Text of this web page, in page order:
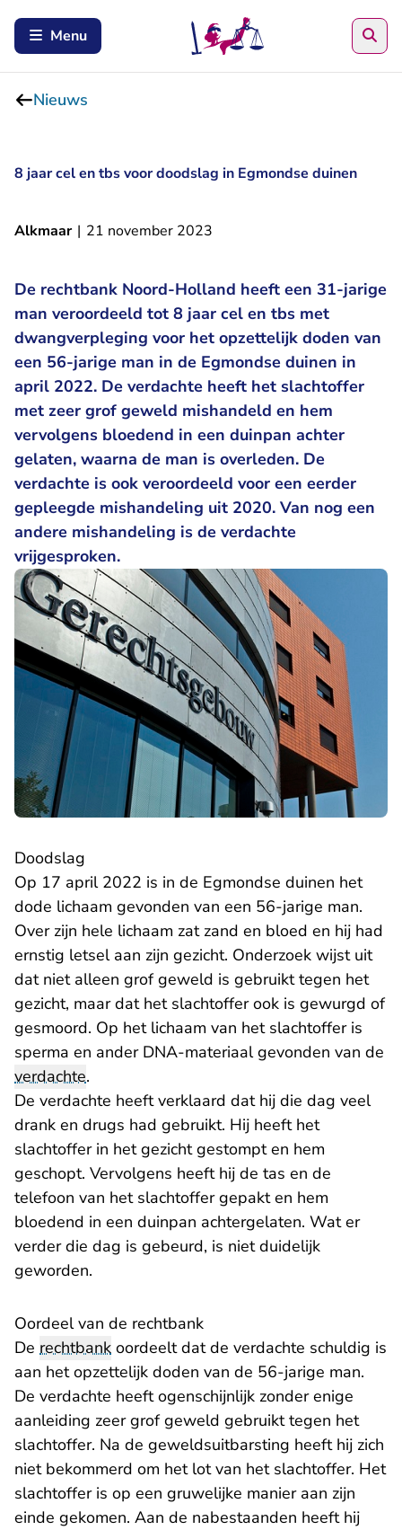
Menu
Nieuws
8 jaar cel en tbs voor doodslag in Egmondse duinen
Alkmaar | 21 november 2023
De rechtbank Noord-Holland heeft een 31-jarige
man veroordeeld tot 8 jaar cel en tbs met
dwangverpleging voor het opzettelijk doden van
een 56-jarige man in de Egmondse duinen in
april 2022. De verdachte heeft het slachtoffer
met zeer grof geweld mishandeld en hem
vervolgens bloedend in een duinpan achter
gelaten, waarna de man is overleden. De
verdachte is ook veroordeeld voor een eerder
gepleegde mishandeling uit 2020. Van nog een
andere mishandeling is de verdachte
vrijgesproken.
Doodslag
Op 17 april 2022 is in de Egmondse duinen het
dode lichaam gevonden van een 56-jarige man.
Over zijn hele lichaam zat zand en bloed en hij had
ernstig letsel aan zijn gezicht. Onderzoek wijst uit
dat niet alleen grof geweld is gebruikt tegen het
gezicht, maar dat het slachtoffer ook is gewurgd of
gesmoord. Op het lichaam van het slachtoffer is
sperma en ander DNA-materiaal gevonden van de
verdachte.
De verdachte heeft verklaard dat hij die dag veel
drank en drugs had gebruikt. Hij heeft het
slachtoffer in het gezicht gestompt en hem
geschopt. Vervolgens heeft hij de tas en de
telefoon van het slachtoffer gepakt en hem
bloedend in een duinpan achtergelaten. Wat er
verder die dag is gebeurd, is niet duidelijk
geworden.
Oordeel van de rechtbank
De rechtbank oordeelt dat de verdachte schuldig is
aan het opzettelijk doden van de 56-jarige man.
De verdachte heeft ogenschijnlijk zonder enige
aanleiding zeer grof geweld gebruikt tegen het
slachtoffer. Na de geweldsuitbarsting heeft hij zich
niet bekommerd om het lot van het slachtoffer. Het
slachtoffer is op een gruwelijke manier aan zijn
einde gekomen. Aan de nabestaanden heeft hij